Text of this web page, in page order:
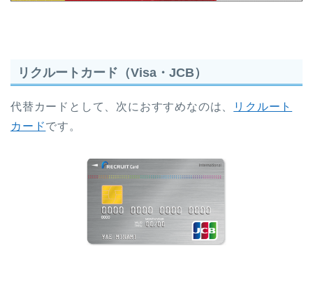
リクルートカード（Visa・JCB）
代替カードとして、次におすすめなのは、
リクルート
カードです。